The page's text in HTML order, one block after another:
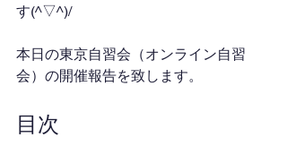
す(^▽^)/
本日の東京自習会（オンライン自習
会）の開催報告を致します。
目次